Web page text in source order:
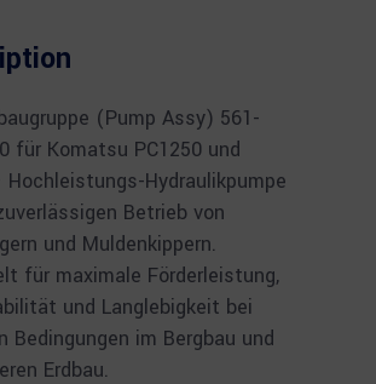
(Pump Assy) 561-
für Komatsu PC1250 und
Hochleistungs-Hydraulikpumpe
Betrieb von
und Muldenkippern.
für maximale Förderleistung,
und Langlebigkeit bei
Bedingungen im Bergbau und
Erdbau.